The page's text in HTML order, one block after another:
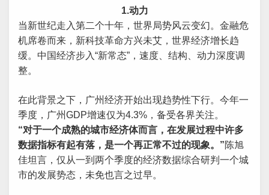
1.动力
当新世纪走入第二个十年，世界局势风云变幻。金融危
机席卷而来，新科技革命方兴未艾，世界经济增长趋
缓。中国经济步入“新常态”，速度、结构、动力深度调
整。
在此背景之下，广州经济开始出现趋势性下行。今年一
季度，广州GDP增速仅为4.3%，备受各界关注。
“对于一个成熟的城市经济体而言，在发展过程中许多
数据指标有起有落，是一个再正常不过的现象。”陈旭
佳坦言，仅从一到两个季度的经济数据综合研判一个城
市的发展势态，未免也言之过早。